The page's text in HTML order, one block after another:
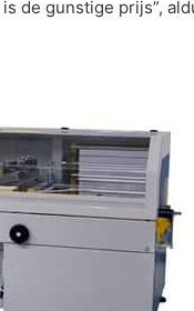
de gunstige prijs”,